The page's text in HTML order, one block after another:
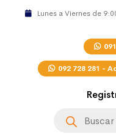
Lunes a Viernes de
092 728 281 -